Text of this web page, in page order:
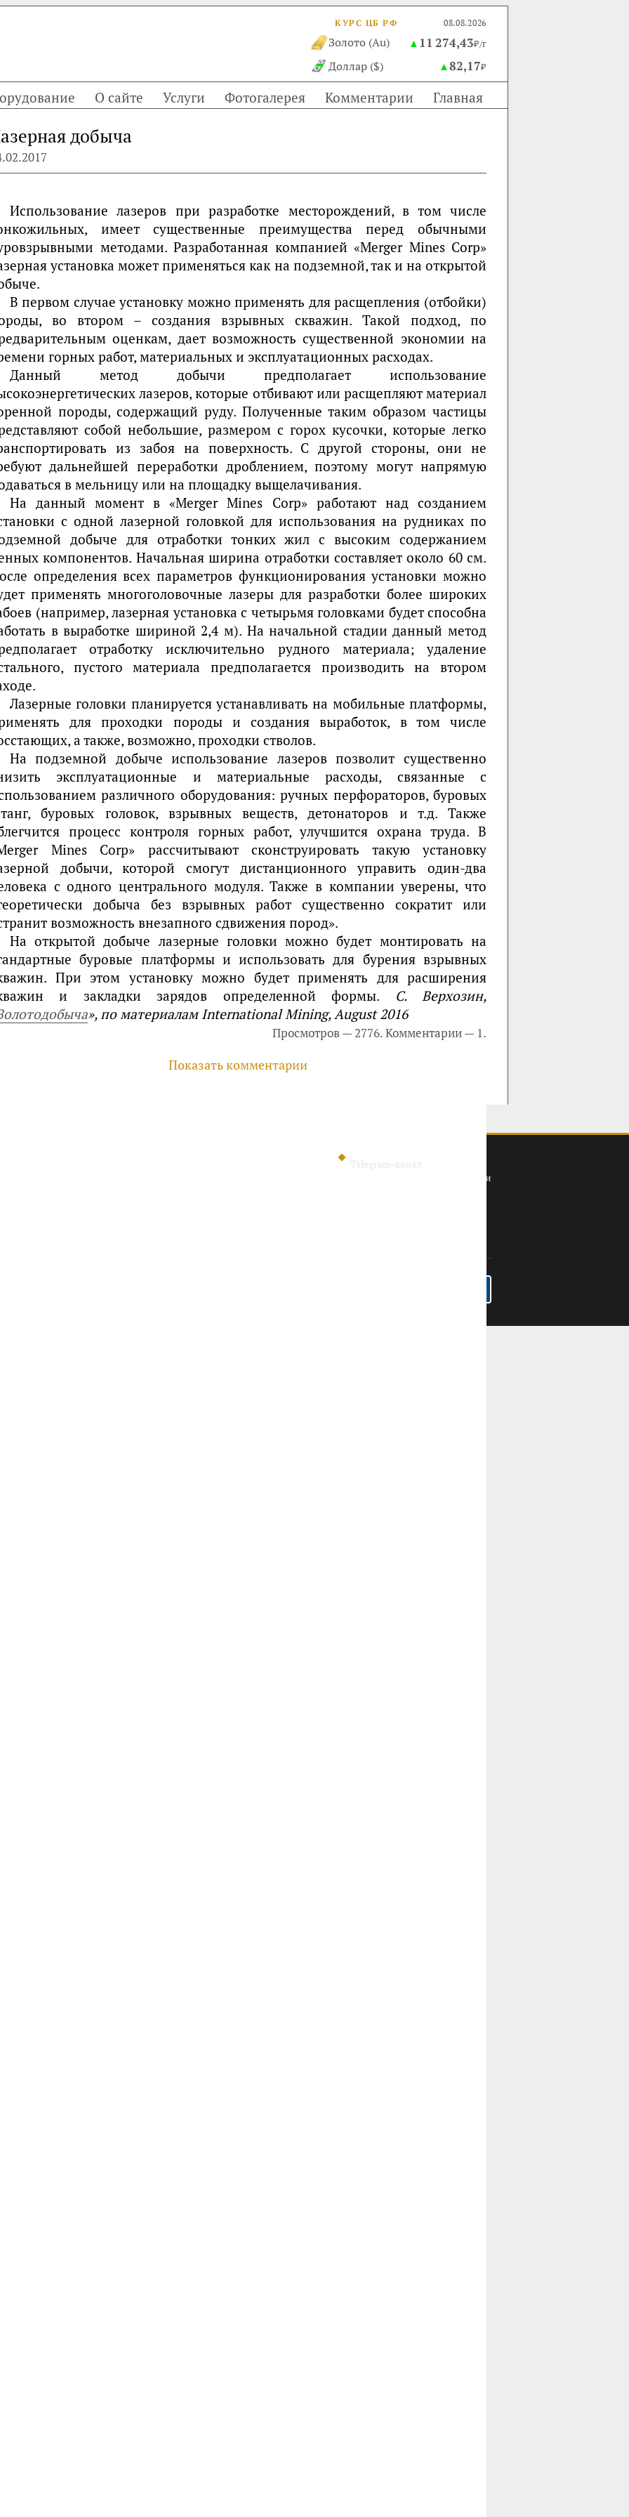
КУРС ЦБ РФ 08.08.2026
Золото (Au) ▲ 11 274,43₽/г
Доллар ($) ▲82,17₽
О сайте Услуги Фотогалерея Комментарии Главная
добыча
Использование лазеров при разработке месторождений, в том числе
имеет существенные преимущества перед обычными
методами. Разработанная компанией «Merger Mines Corp»
установка может применяться как на подземной, так и на открытой
В первом случае установку можно применять для расщепления (отбойки)
во втором – создания взрывных скважин. Такой подход, по
оценкам, дает возможность существенной экономии на
горных работ, материальных и эксплуатационных расходах.
Данный метод добычи предполагает использование
лазеров, которые отбивают или расщепляют материал
породы, содержащий руду. Полученные таким образом частицы
собой небольшие, размером с горох кусочки, которые легко
из забоя на поверхность. С другой стороны, они не
дальнейшей переработки дроблением, поэтому могут напрямую
в мельницу или на площадку выщелачивания.
На данный момент в «Merger Mines Corp» работают над созданием
с одной лазерной головкой для использования на рудниках по
добыче для отработки тонких жил с высоким содержанием
компонентов. Начальная ширина отработки составляет около 60 см.
определения всех параметров функционирования установки можно
применять многоголовочные лазеры для разработки более широких
(например, лазерная установка с четырьмя головками будет способна
в выработке шириной 2,4 м). На начальной стадии данный метод
отработку исключительно рудного материала; удаление
пустого материала предполагается производить на втором
Лазерные головки планируется устанавливать на мобильные платформы,
для проходки породы и создания выработок, в том числе
а также, возможно, проходки стволов.
На подземной добыче использование лазеров позволит существенно
эксплуатационные и материальные расходы, связанные с
различного оборудования: ручных перфораторов, буровых
буровых головок, взрывных веществ, детонаторов и т.д. Также
процесс контроля горных работ, улучшится охрана труда. В
Mines Corp» рассчитывают сконструировать такую установку
добычи, которой смогут дистанционного управить один-два
с одного центрального модуля. Также в компании уверены, что
добыча без взрывных работ существенно сократит или
возможность внезапного сдвижения пород».
На открытой добыче лазерные головки можно будет монтировать на
буровые платформы и использовать для бурения взрывных
При этом установку можно будет применять для расширения
и закладки зарядов определенной формы. С. Верхозин,
», по материалам International Mining, August 2016
Просмотров — 2776. Комментарии — 1.
Показать комментарии
инвесторов
Политика конфиденциальности
использовании материалов гиперссылка обязательна.